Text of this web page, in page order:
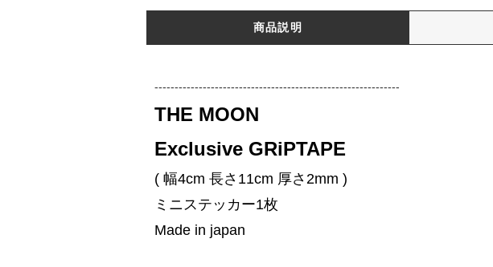
商品説明
-------------------------------------------------------------
THE MOON
Exclusive GRiPTAPE
( 幅4cm 長さ11cm 厚さ2mm )
ミニステッカー1枚
Made in japan